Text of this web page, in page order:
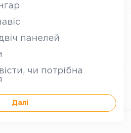
панелей
чи потрібна
Далі